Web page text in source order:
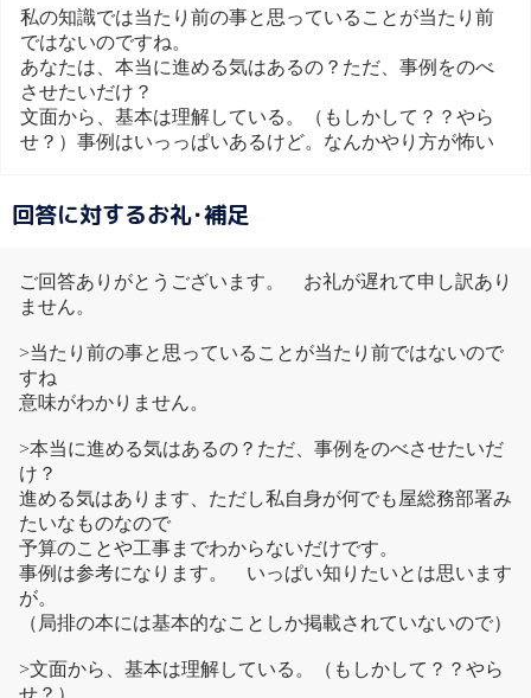
私の知識では当たり前の事と思っていることが当たり前
ではないのですね。
あなたは、本当に進める気はあるの？ただ、事例をのべ
させたいだけ？
文面から、基本は理解している。（もしかして？？やら
せ？）事例はいっっぱいあるけど。なんかやり方が怖い
回答に対するお礼･補足
ご回答ありがとうございます。 お礼が遅れて申し訳あり
ません。
>当たり前の事と思っていることが当たり前ではないので
すね
意味がわかりません。
>本当に進める気はあるの？ただ、事例をのべさせたいだ
け？
進める気はあります、ただし私自身が何でも屋総務部署み
たいなものなので
予算のことや工事までわからないだけです。
事例は参考になります。 いっぱい知りたいとは思います
が。
（局排の本には基本的なことしか掲載されていないので）
>文面から、基本は理解している。（もしかして？？やら
せ？）